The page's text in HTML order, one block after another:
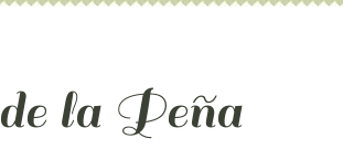
la Peña